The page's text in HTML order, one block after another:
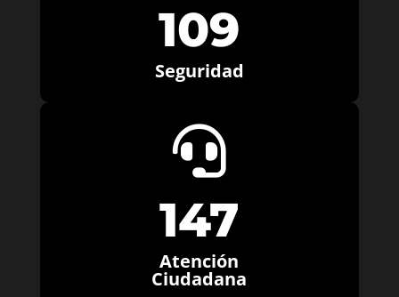
109
Seguridad

147
Atención
Ciudadana